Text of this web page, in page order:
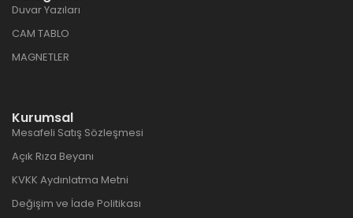
Duvar Yazıları
CAM TABLO
MAGNETLER
Kurumsal
Mesafeli Satış Sözleşmesi
Açık Rıza Beyanı
KVKK Aydınlatma Metni
Değişim ve İade Politikası